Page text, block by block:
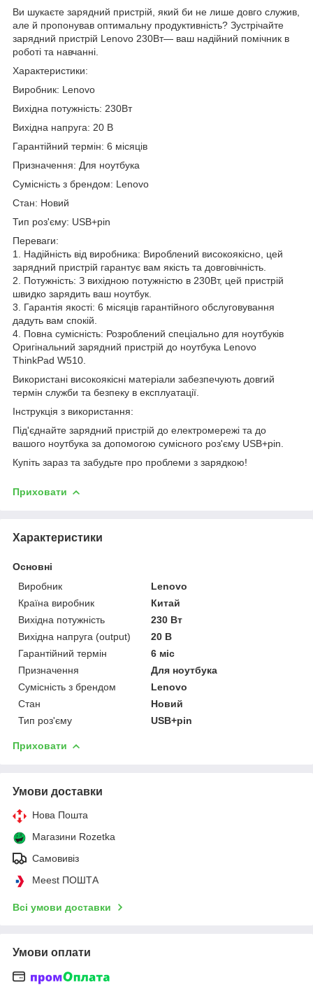
Ви шукаєте зарядний пристрій, який би не лише довго служив,
але й пропонував оптимальну продуктивність? Зустрічайте
зарядний пристрій Lenovo 230Вт— ваш надійний помічник в
роботі та навчанні.
Характеристики:
Виробник: Lenovo
Вихідна потужність: 230Вт
Вихідна напруга: 20 В
Гарантійний термін: 6 місяців
Призначення: Для ноутбука
Сумісність з брендом: Lenovo
Стан: Новий
Тип роз'єму: USB+pin
Переваги:
1. Надійність від виробника: Вироблений високоякісно, цей
зарядний пристрій гарантує вам якість та довговічність.
2. Потужність: З вихідною потужністю в 230Вт, цей пристрій
швидко зарядить ваш ноутбук.
3. Гарантія якості: 6 місяців гарантійного обслуговування
дадуть вам спокій.
4. Повна сумісність: Розроблений спеціально для ноутбуків
Оригінальний зарядний пристрій до ноутбука Lenovo
ThinkPad W510.
Використані високоякісні матеріали забезпечують довгий
термін служби та безпеку в експлуатації.
Інструкція з використання:
Під'єднайте зарядний пристрій до електромережі та до
вашого ноутбука за допомогою сумісного роз'єму USB+pin.
Купіть зараз та забудьте про проблеми з зарядкою!
Приховати
Характеристики
Основні
Виробник
Lenovo
Країна виробник
Китай
Вихідна потужність
230 Вт
Вихідна напруга (output)
20 В
Гарантійний термін
6 міс
Призначення
Для ноутбука
Сумісність з брендом
Lenovo
Стан
Новий
Тип роз'єму
USB+pin
Приховати
Умови доставки
Нова Пошта
Магазини Rozetka
Самовивіз
Meest ПОШТА
Всі умови доставки
Умови оплати